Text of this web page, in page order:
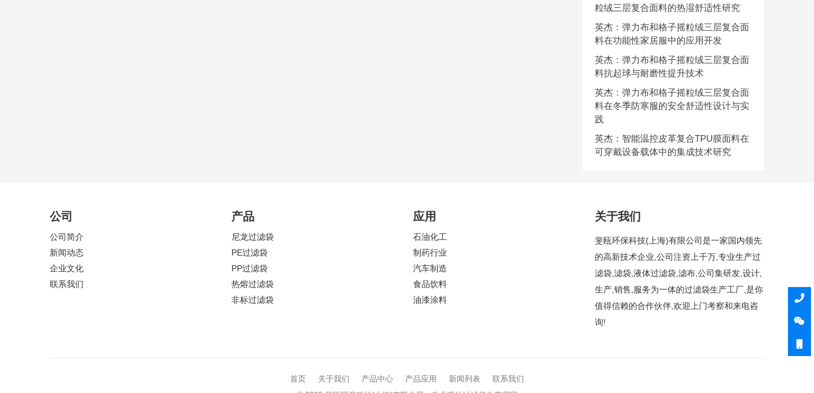
粒绒三层复合面料的热湿舒适性研究
英杰：弹力布和格子摇粒绒三层复合面
料在功能性家居服中的应用开发
英杰：弹力布和格子摇粒绒三层复合面
料抗起球与耐磨性提升技术
英杰：弹力布和格子摇粒绒三层复合面
料在冬季防寒服的安全舒适性设计与实
践
英杰：智能温控皮革复合TPU膜面料在
可穿戴设备载体中的集成技术研究
公司
公司简介
新闻动态
企业文化
联系我们
产品
尼龙过滤袋
PE过滤袋
PP过滤袋
热熔过滤袋
非标过滤袋
应用
石油化工
制药行业
汽车制造
食品饮料
油漆涂料
关于我们
斐瓯环保科技(上海)有限公司是一家国内领先
的高新技术企业,公司注资上千万,专业生产过
滤袋,滤袋,液体过滤袋,滤布,公司集研发,设计,
生产,销售,服务为一体的过滤袋生产工厂,是你
值得信赖的合作伙伴,欢迎上门考察和来电咨
询!
首页 关于我们 产品中心 产品应用 新闻列表
联系我们